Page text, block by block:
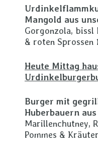
Mangold aus
Gorgonzola, bissl
& roten Sprossen
Heute Mittag
Burger mit
Huberbauern
Marillenchutney,
Pommes &